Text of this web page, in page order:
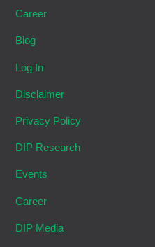
Career
Blog
Log In
Disclaimer
Privacy Policy
DIP Research
Events
Career
DIP Media